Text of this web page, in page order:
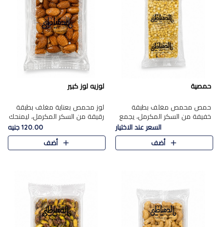
حمصية
حمص محمص مغلف بطبقة
خفيفة من السكر المكرمل، يجمع
بين القرمشة المميزة والطعم
الشرقي الأصيل في واحدة من أشهر
حلويات الموسم.
السعر عند الاختيار
أضف
لوزيه لوز كبير
لوز محمص بعناية مغلف بطبقة
رقيقة من السكر المكرمل، ليمنحك
قرمشة راقية ونكهة غنية تبرز
فخامة اللوز في كل قطعة.
120.00 جنيه
أضف